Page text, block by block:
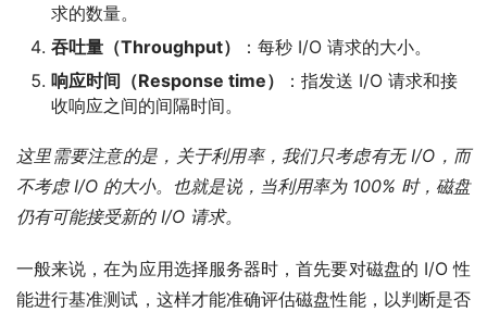
求的数量。
吞吐量（Throughput）
：每秒 I/O 请求的大小。
响应时间（Response time）
：指发送 I/O 请求和接
收响应之间的间隔时间。
这里需要注意的是，关于利用率，我们只考虑有无 I/O，而
不考虑 I/O 的大小。也就是说，当利用率为 100% 时，磁盘
仍有可能接受新的 I/O 请求。
一般来说，在为应用选择服务器时，首先要对磁盘的 I/O 性
能进行基准测试，这样才能准确评估磁盘性能，以判断是否